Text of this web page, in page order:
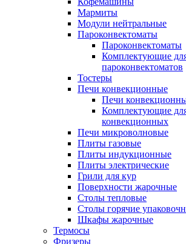
Мармиты
Модули нейтральные
Пароконвектоматы
Пароконвектоматы
Комплектующие
пароконвектоматов
Тостеры
Печи конвекционные
Печи
Комплектующие
конвекционных
Печи микроволновые
Плиты газовые
Плиты индукционные
Плиты электрические
Грили для кур
Поверхности жарочные
Столы тепловые
Столы горячие
Шкафы жарочные
Термосы
Фризеры